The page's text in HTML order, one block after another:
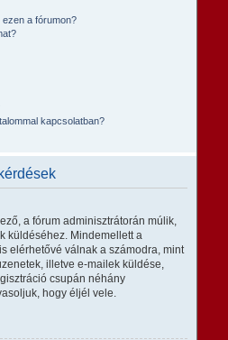
a fórumon?
kapcsolatban?
a fórum adminisztrátorán múlik,
küldéséhez. Mindemellett a
elérhetővé válnak a számodra, mint
illetve e-mailek küldése,
csupán néhány
hogy éljél vele.